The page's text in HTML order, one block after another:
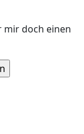
mir doch einen